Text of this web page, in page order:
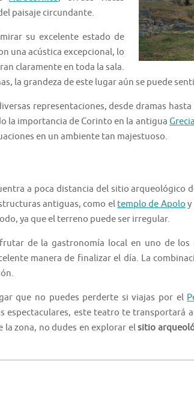
paisaje circundante.
su excelente estado de
una acústica excepcional, lo
claramente en toda la sala.
la grandeza de este lugar aún se puede
representaciones, desde dramas
la importancia de Corinto en la antigua Grecia
en un ambiente tan majestuoso.
a poca distancia del sitio arqueológico
antiguas, como el templo de Apolo y
ya que el terreno puede ser irregular.
de la gastronomía local en uno de los
manera de finalizar el día. La
que no puedes perderte si viajas por el
este teatro te transportará
la zona, no dudes en explorar elsitio